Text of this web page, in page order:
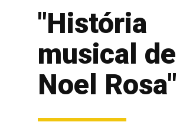
"História
musical de
Noel Rosa"